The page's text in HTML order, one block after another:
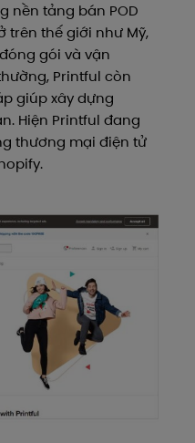
nền tảng bán POD
trên thế giới như Mỹ,
gói và vận
Printful còn
giúp xây dựng
Hiện Printful đang
thương mại điện tử